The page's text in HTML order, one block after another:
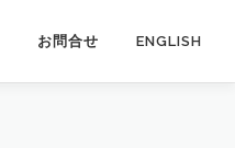
お問合せ ENGLISH